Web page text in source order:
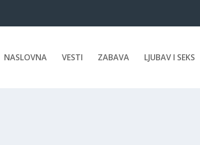
NASLOVNA VESTI ZABAVA LJUBAV I SEKS